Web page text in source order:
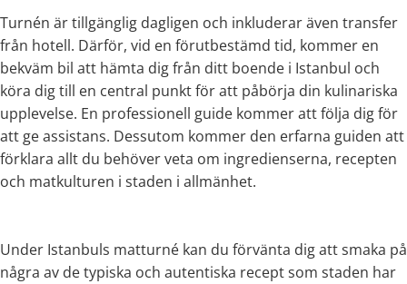
Turnén är tillgänglig dagligen och inkluderar även transfer
från hotell. Därför, vid en förutbestämd tid, kommer en
bekväm bil att hämta dig från ditt boende i Istanbul och
köra dig till en central punkt för att påbörja din kulinariska
upplevelse. En professionell guide kommer att följa dig för
att ge assistans. Dessutom kommer den erfarna guiden att
förklara allt du behöver veta om ingredienserna, recepten
och matkulturen i staden i allmänhet.
Under Istanbuls matturné kan du förvänta dig att smaka på
några av de typiska och autentiska recept som staden har